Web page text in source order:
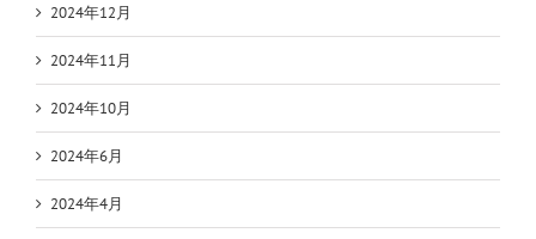
2024年12月
2024年11月
2024年10月
2024年6月
2024年4月